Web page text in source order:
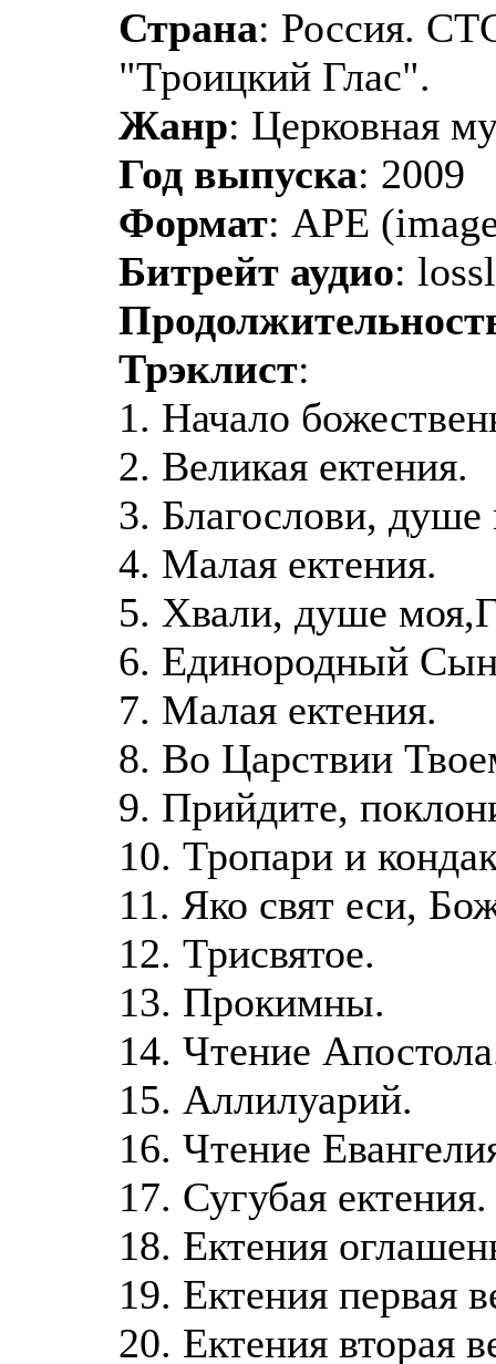
Страна: Россия.
"Троицкий Глас".
Жанр: Церковная
Год выпуска: 2009
Формат: APE
Битрейт аудио:
Трэклист:
1. Начало
2. Великая ектения.
3. Благослови,
4. Малая ектения.
5. Хвали, душе
6. Единородный
7. Малая ектения.
8. Во Царствии
9. Прийдите,
10. Тропари и
11. Яко свят еси,
12. Трисвятое.
13. Прокимны.
14. Чтение
15. Аллилуарий.
16. Чтение
17. Сугубая ектения.
18. Ектения
19. Ектения первая
20. Ектения вторая